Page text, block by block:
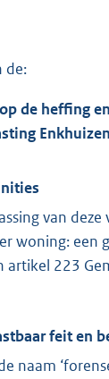
de:
de heffing
van
woning: een
artikel 223
feit en
naam